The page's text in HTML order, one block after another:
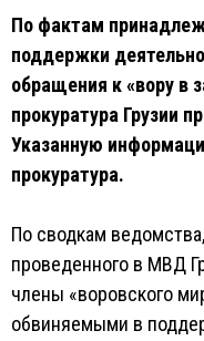
По фактам
поддержки
обращения к «вору в
прокуратура Грузии
Указанную
прокуратура.
По сводкам
проведенного в МВД
члены «воровского
обвиняемыми в